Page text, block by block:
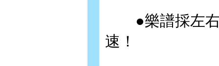
●樂譜採左右
速！